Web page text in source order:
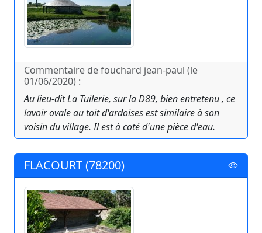
Commentaire de fouchard jean-paul (le
01/06/2020) :
Au lieu-dit La Tuilerie, sur la D89, bien entretenu , ce
lavoir ovale au toit d'ardoises est similaire à son
voisin du village. Il est à coté d'une pièce d'eau.
FLACOURT (78200)